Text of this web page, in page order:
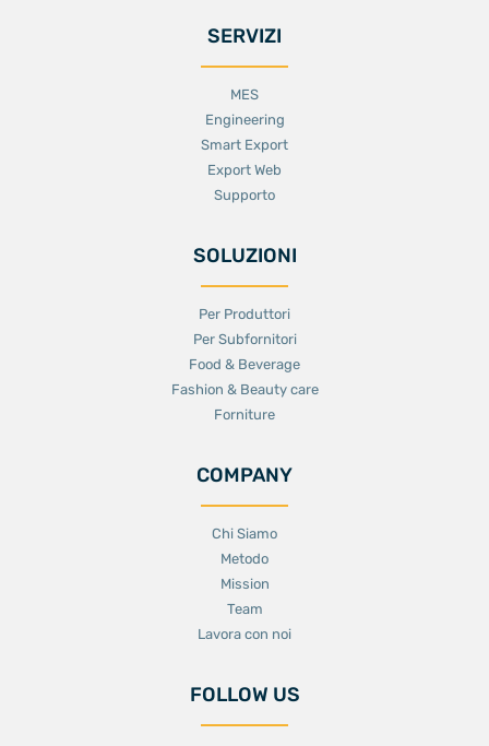
SERVIZI
MES
Engineering
Smart Export
Export Web
Supporto
SOLUZIONI
Per Produttori
Per Subfornitori
Food & Beverage
Fashion & Beauty care
Forniture
COMPANY
Chi Siamo
Metodo
Mission
Team
Lavora con noi
FOLLOW US